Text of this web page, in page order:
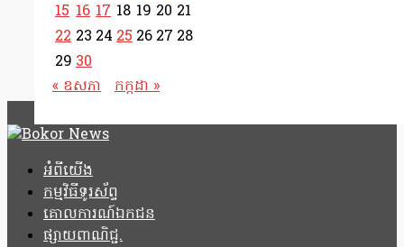
15 16 17 18 19 20 21
22 23 24 25 26 27 28
29 30
« ឧសភា
កក្កដា »
អំពីយើង
កម្មវិធីទូរស័ព្ទ
គោលការណ៍ឯកជន
ផ្សាយពាណិជ្ជ.